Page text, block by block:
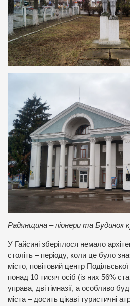
Радянщина – піонери та Будинок
У Гайсині зберіглося немало
століть – періоду, коли це було
місто, повітовий центр
понад 10 тисяч осіб (із них 56%
управа, дві гімназії, а особливо
міста – досить цікаві туристичні